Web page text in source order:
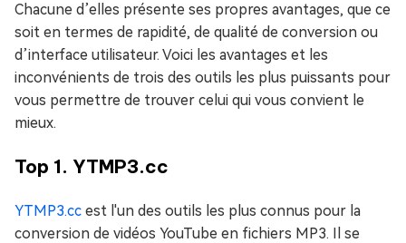
Chacune d’elles présente ses propres avantages, que ce
soit en termes de rapidité, de qualité de conversion ou
d’interface utilisateur. Voici les avantages et les
inconvénients de trois des outils les plus puissants pour
vous permettre de trouver celui qui vous convient le
mieux.
Top 1. YTMP3.cc
YTMP3.cc est l'un des outils les plus connus pour la
conversion de vidéos YouTube en fichiers MP3. Il se